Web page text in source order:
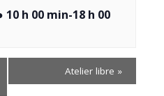
10 h 00 min-18 h 00
Atelier libre »